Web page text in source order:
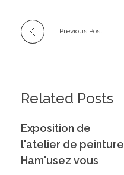
Previous Post
Related Posts
Exposition de
l'atelier de peinture
Ham'usez vous